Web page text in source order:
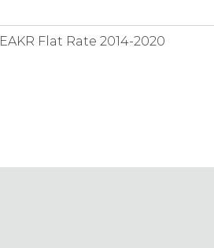
EAKR Flat Rate 2014-2020